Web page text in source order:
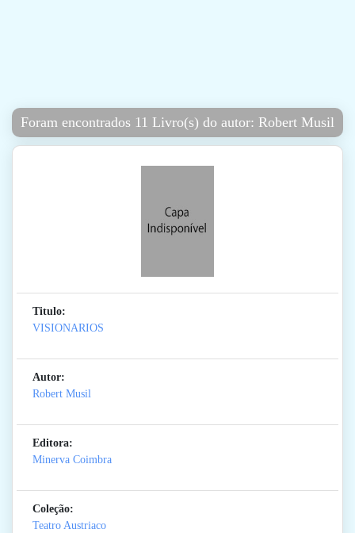
Foram encontrados 11 Livro(s) do autor: Robert Musil
Titulo:
VISIONARIOS
Autor:
Robert Musil
Editora:
Minerva Coimbra
Coleção:
Teatro Austriaco